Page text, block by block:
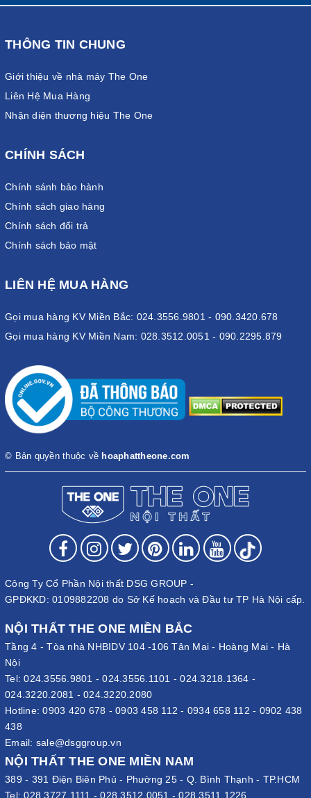
THÔNG TIN CHUNG
Giới thiệu về nhà máy The One
Liên Hệ Mua Hàng
Nhận diện thương hiệu The One
CHÍNH SÁCH
Chính sánh bảo hành
Chính sách giao hàng
Chính sách đổi trả
Chính sách bảo mật
LIÊN HỆ MUA HÀNG
Gọi mua hàng KV Miền Bắc: 024.3556.9801 - 090.3420.678
Gọi mua hàng KV Miền Nam: 028.3512.0051 - 090.2295.879
© Bản quyền thuộc về hoaphattheone.com
Công Ty Cổ Phần Nội thất DSG GROUP -
GPĐKKD: 0109882208 do Sở Kế hoạch và Đầu tư TP Hà Nội cấp.
NỘI THẤT THE ONE MIỀN BẮC
Tầng 4 - Tòa nhà NHBIDV 104 -106 Tân Mai - Hoàng Mai - Hà
Nội
Tel:024.3556.9801 -024.3556.1101 -024.3218.1364 -
024.3220.2081 - 024.3220.2080
Hotline:0903 420 678 - 0903 458 112 - 0934 658 112 - 0902 438
438
Email: sale@dsggroup.vn
NỘI THẤT THE ONE MIỀN NAM
389 - 391 Điện Biên Phủ - Phường 25 - Q. Bình Thạnh - TP.HCM
Tel:028.3727.1111 -028.3512.0051 -028.3511.1226